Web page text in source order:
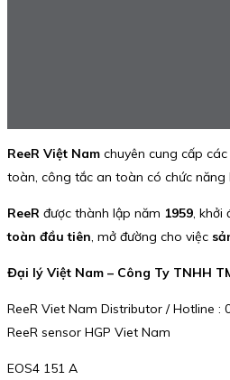
ReeR Việt Nam chuyên cung cấp
toàn, công tắc an toàn có chức
ReeR được thành lập năm 1959, khởi
toàn đầu tiên, mở đường cho việc
Đại lý Việt Nam – Công Ty TNHH
ReeR Viet Nam Distributor / Hotline :
ReeR sensor HGP Viet Nam
EOS4 151 A